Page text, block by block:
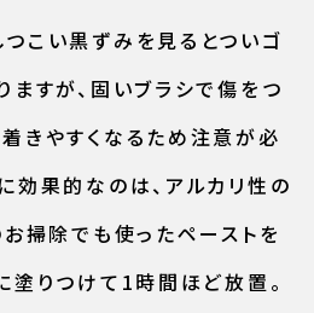
こい黒ずみを見るとついゴ
ますが、固いブラシで傷をつ
きやすくなるため注意が必
効果的なのは、アルカリ性の
お掃除でも使ったペーストを
塗りつけて1時間ほど放置。